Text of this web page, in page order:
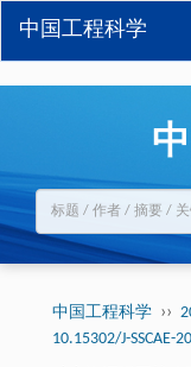
中国工程科学
中国工程科学 ››
10.15302/J-SSCAE-